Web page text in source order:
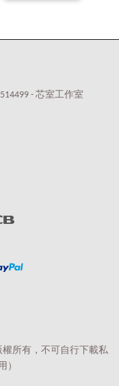
- 芯室工作室
權所有，不可自行下載私
）